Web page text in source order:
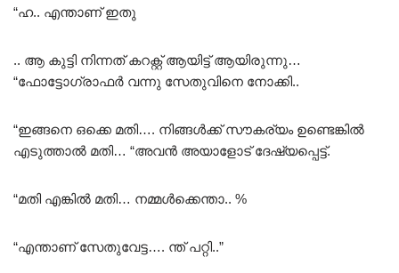
“ഹ.. എന്താണ് ഇതു
.. ആ കുട്ടി നിന്നത് കറക്റ്റ് ആയിട്ട് ആയിരുന്നു…
“ഫോട്ടോഗ്രാഫർ വന്നു സേതുവിനെ നോക്കി..
“ഇങ്ങനെ ഒക്കെ മതി…. നിങ്ങൾക്ക് സൗകര്യം ഉണ്ടെങ്കിൽ
എടുത്താൽ മതി… “അവൻ അയാളോട് ദേഷ്യപ്പെട്ട്.
“മതി എങ്കിൽ മതി… നമ്മൾക്കെന്താ.. %
“എന്താണ് സേതുവേട്ട…. ന്ത്‌ പറ്റി..”